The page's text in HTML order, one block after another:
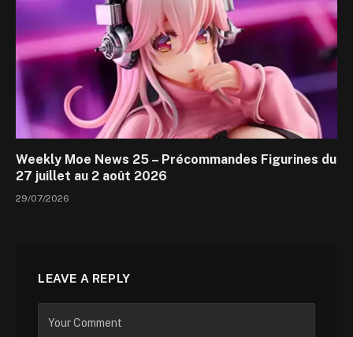
Weekly Moe News 25 – Précommandes Figurines du
27 juillet au 2 août 2026
29/07/2026
LEAVE A REPLY